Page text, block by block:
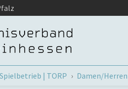
Spielbetrieb | TORP Damen/Herren